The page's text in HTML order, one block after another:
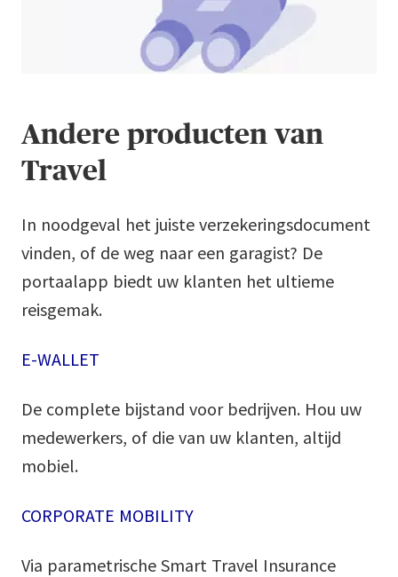
Andere producten van
Travel
In noodgeval het juiste verzekeringsdocument
vinden, of de weg naar een garagist? De
portaalapp biedt uw klanten het ultieme
reisgemak.
E-WALLET
De complete bijstand voor bedrijven. Hou uw
medewerkers, of die van uw klanten, altijd
mobiel.
CORPORATE MOBILITY
Via parametrische Smart Travel Insurance